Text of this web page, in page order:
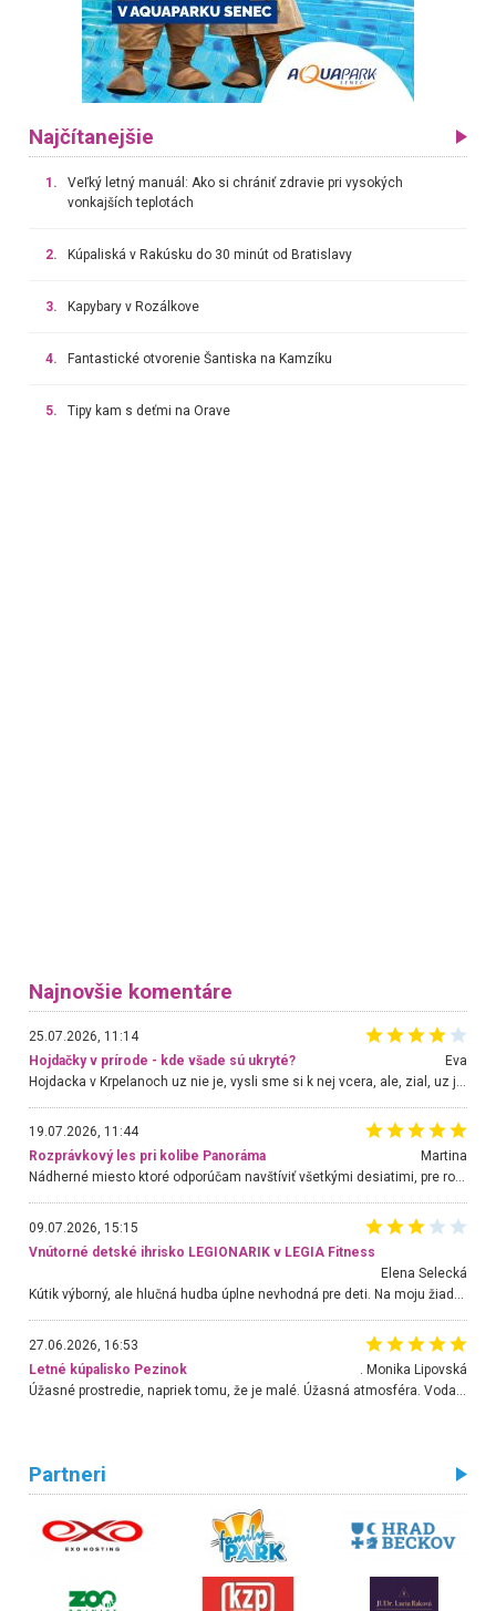
Najčítanejšie
1.
Veľký letný manuál: Ako si chrániť zdravie pri vysokých
vonkajších teplotách
2. Kúpaliská v Rakúsku do 30 minút od Bratislavy
3. Kapybary v Rozálkove
4. Fantastické otvorenie Šantiska na Kamzíku
5. Tipy kam s deťmi na Orave
Najnovšie komentáre
25.07.2026, 11:14
Hojdačky v prírode - kde všade sú ukryté?
Eva
19.07.2026, 11:44
Rozprávkový les pri kolibe Panoráma
Martina
Nádherné miesto ktoré odporúčam navštíviť všetkými desiatimi, pre rodiny s deťmi, dôchodcom... Proste a jednoducho ozaj rozprávkový les.. určite ešte prídeme. Odniesli sme si na pamiatku krásne tričká,
09.07.2026, 15:15
Vnútorné detské ihrisko LEGIONARIK v LEGIA Fitness
Elena Selecká
Kútik výborný, ale hlučná hudba úplne nevhodná pre deti. Na moju žiadosť o aspoň sušenie nereagovali.
27.06.2026, 16:53
Letné kúpalisko Pezinok
. Monika Lipovská
Úžasné prostredie, napriek tomu, že je malé. Úžasná atmosféra. Voda fantastická a nádherná. Ľudí je pomerne veľa, ale su mili a ohľaduplní. Je veľmi zaujímavé sledovať, ako dokážu spolu športovať cudzí ľudia a bez ohľadu na vek. Vládne tu pohoda. Vnuka neviem dostať z vody. Ďakujem za krásny deň . Urcite sa sem vrátim. Jediný problém je s parkovaním, ale aj ten sa mi podarilo vyriešiť. Monika Bratislava
Partneri